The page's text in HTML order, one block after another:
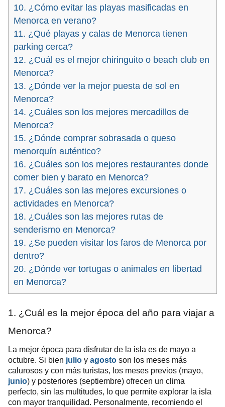
10. ¿Cómo evitar las playas masificadas en
Menorca en verano?
11. ¿Qué playas y calas de Menorca tienen
parking cerca?
12. ¿Cuál es el mejor chiringuito o beach club en
Menorca?
13. ¿Dónde ver la mejor puesta de sol en
Menorca?
14. ¿Cuáles son los mejores mercadillos de
Menorca?
15. ¿Dónde comprar sobrasada o queso
menorquín auténtico?
16. ¿Cuáles son los mejores restaurantes donde
comer bien y barato en Menorca?
17. ¿Cuáles son las mejores excursiones o
actividades en Menorca?
18. ¿Cuáles son las mejores rutas de
senderismo en Menorca?
19. ¿Se pueden visitar los faros de Menorca por
dentro?
20. ¿Dónde ver tortugas o animales en libertad
en Menorca?
1. ¿Cuál es la mejor época del año para viajar a
Menorca?
La mejor época para disfrutar de la isla es de mayo a
octubre. Si bien julio y agosto son los meses más
calurosos y con más turistas, los meses previos (mayo,
junio) y posteriores (septiembre) ofrecen un clima
perfecto, sin las multitudes, lo que permite explorar la isla
con mayor tranquilidad. Personalmente, recomiendo el